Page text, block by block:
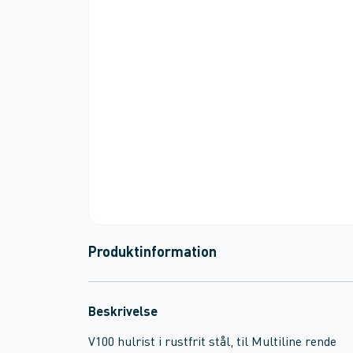
Produktinformation
Beskrivelse
V100 hulrist i rustfrit stål, til Multiline rende